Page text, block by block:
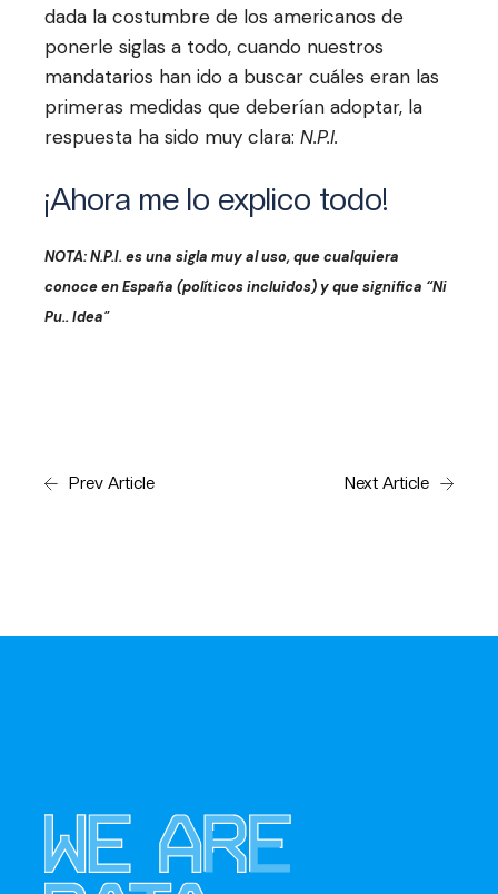
dada la costumbre de los americanos de
ponerle siglas a todo, cuando nuestros
mandatarios han ido a buscar cuáles eran las
primeras medidas que deberían adoptar, la
respuesta ha sido muy clara: N.P.I.
¡Ahora me lo explico todo!
NOTA: N.P.I. es una sigla muy al uso, que cualquiera
conoce en España (políticos incluidos) y que significa “Ni
Pu.. Idea"
Prev Article Next Article